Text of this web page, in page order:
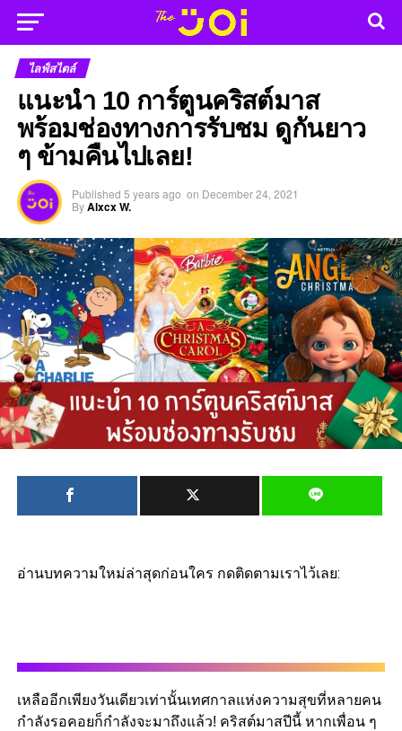
ไลฟ์สไตล์
แนะนำ 10 การ์ตูนคริสต์มาส
พร้อมช่องทางการรับชม ดูกันยาว
ๆ ข้ามคืนไปเลย!
Published 5 years ago on December 24, 2021
ByAlxcx W.
อ่านบทความใหม่ล่าสุดก่อนใคร กดติดตามเราไว้เลย:
เหลืออีกเพียงวันเดียวเท่านั้นเทศกาลแห่งความสุขที่หลายคน
กำลังรอคอยก็กำลังจะมาถึงแล้ว! คริสต์มาสปีนี้ หากเพื่อน ๆ